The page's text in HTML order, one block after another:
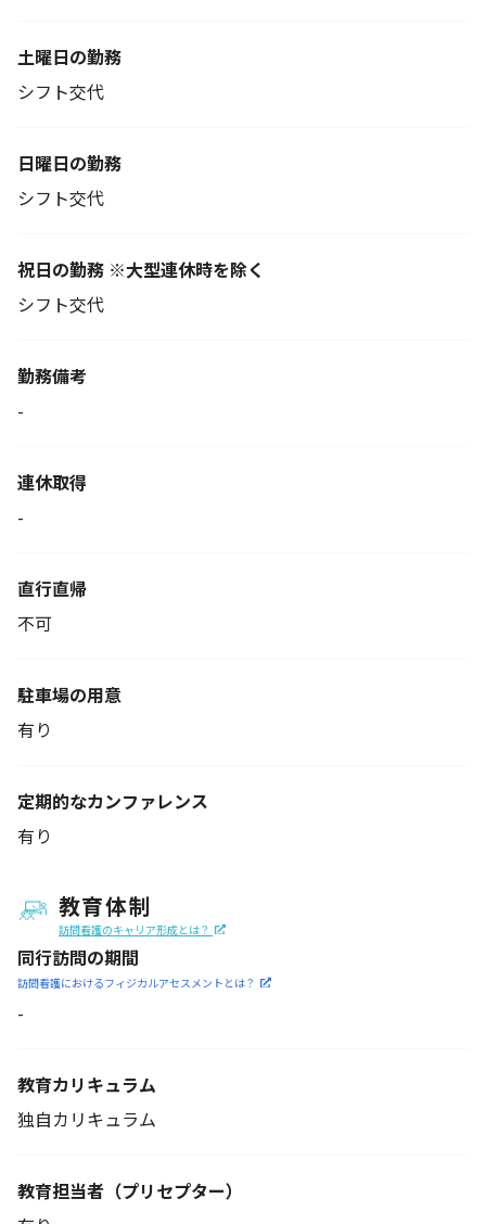
土曜日の勤務
シフト交代
日曜日の勤務
シフト交代
祝日の勤務 ※大型連休時を除く
シフト交代
勤務備考
-
連休取得
-
直行直帰
不可
駐車場の用意
有り
定期的なカンファレンス
有り
教育体制
訪問看護のキャリア形成とは？
同行訪問の期間
訪問看護におけるフィジカルアセスメントとは？
-
教育カリキュラム
独自カリキュラム
教育担当者 （プリセプター）